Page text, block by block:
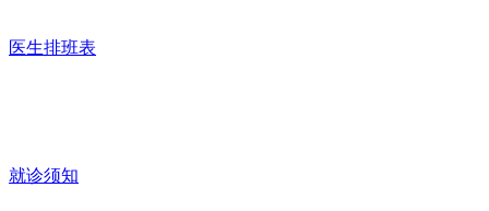
医生排班表
就诊须知